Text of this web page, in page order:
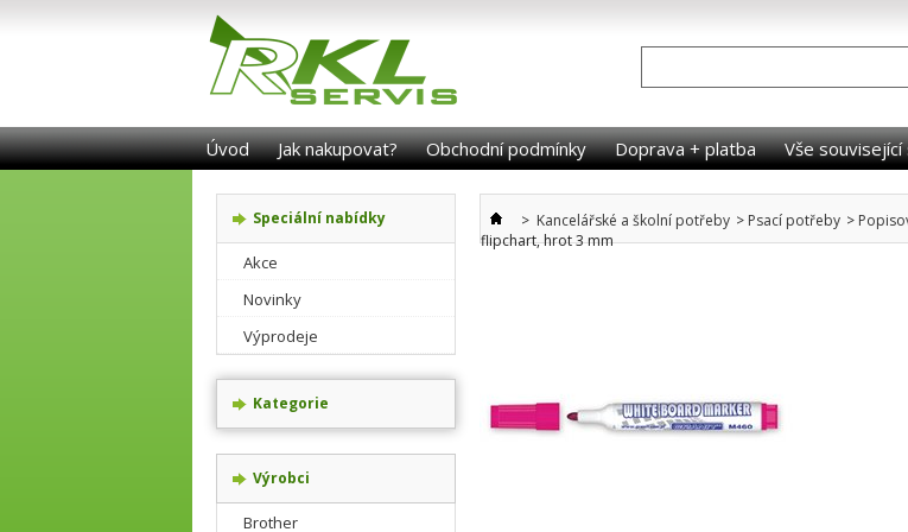
Úvod Jak nakupovat? Obchodní podmínky Doprava + platba Vše
Speciální nabídky
Akce
Novinky
Výprodeje
Kategorie
Výrobci
Brother
> Kancelářské a školní potřeby > Psací potřeby >
flipchart, hrot 3 mm